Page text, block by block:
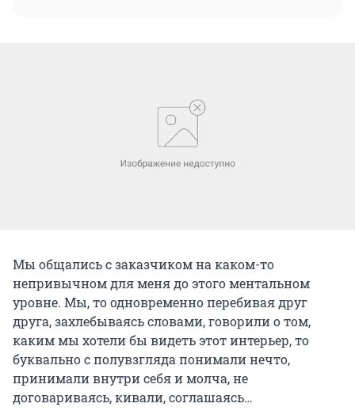
Мы общались с заказчиком на каком-то
непривычном для меня до этого ментальном
уровне. Мы, то одновременно перебивая друг
друга, захлебываясь словами, говорили о том,
каким мы хотели бы видеть этот интерьер, то
буквально с полувзгляда понимали нечто,
принимали внутри себя и молча, не
договариваясь, кивали, соглашаясь…